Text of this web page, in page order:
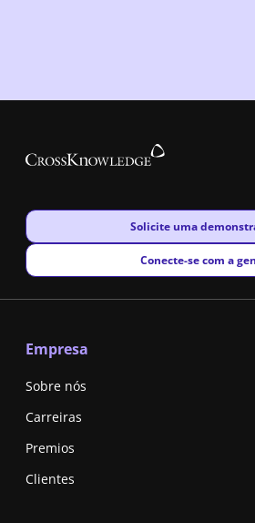
New window
Solicite uma
New window
Conecte-se com a
Empresa
Sobre nós
Carreiras
Premios
Clientes